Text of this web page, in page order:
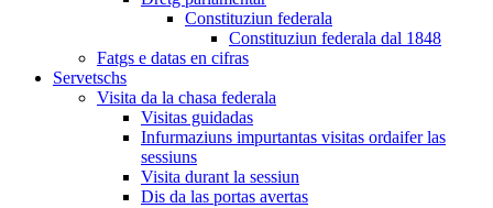
Constituziun federala
Constituziun federala dal 1848
Fatgs e datas en cifras
Servetschs
Visita da la chasa federala
Visitas guidadas
Infurmaziuns impurtantas visitas ordaifer las
sessiuns
Visita durant la sessiun
Dis da las portas avertas